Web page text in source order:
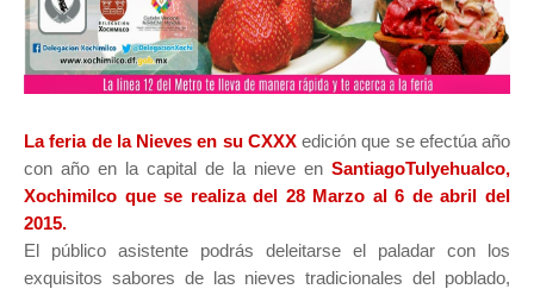
La feria de la Nieves en su CXXX edición que se efectúa año
con año en la capital de la nieve en SantiagoTulyehualco,
Xochimilco que se realiza del 28 Marzo al 6 de abril del
2015.
El público asistente podrás deleitarse el paladar con los
exquisitos sabores de las nieves tradicionales del poblado,